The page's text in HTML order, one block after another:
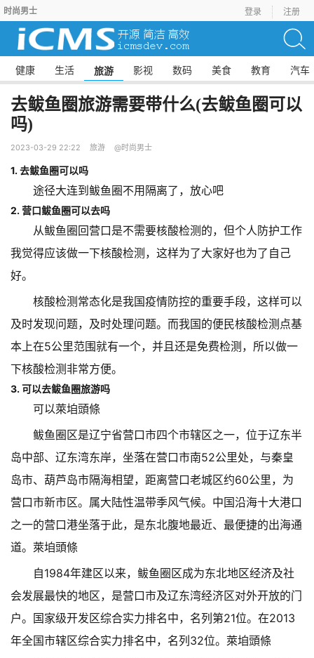
时尚男士 登录 注册
健康 生活 旅游 影视 数码 美食 教育 汽车
去鲅鱼圈旅游需要带什么(去鲅鱼圈可以
吗)
2023-03-29 22:22 旅游 @时尚男士
1. 去鲅鱼圈可以吗
途径大连到鲅鱼圈不用隔离了，放心吧
2. 营口鲅鱼圈可以去吗
从鲅鱼圈回营口是不需要核酸检测的，但个人防护工作
我觉得应该做一下核酸检测，这样为了大家好也为了自己
好。
核酸检测常态化是我国疫情防控的重要手段，这样可以
及时发现问题，及时处理问题。而我国的便民核酸检测点基
本上在5公里范围就有一个，并且还是免费检测，所以做一
下核酸检测非常方便。
3. 可以去鲅鱼圈旅游吗
可以萊垍頭條
鲅鱼圈区是辽宁省营口市四个市辖区之一，位于辽东半
岛中部、辽东湾东岸，坐落在营口市南52公里处，与秦皇
岛市、葫芦岛市隔海相望，距离营口老城区约60公里，为
营口市新市区。属大陆性温带季风气候。中国沿海十大港口
之一的营口港坐落于此，是东北腹地最近、最便捷的出海通
道。萊垍頭條
自1984年建区以来，鲅鱼圈区成为东北地区经济及社
会发展最快的地区，是营口市及辽东湾经济区对外开放的门
户。国家级开发区综合实力排名中，名列第21位。在2013
年全国市辖区综合实力排名中，名列32位。萊垍頭條